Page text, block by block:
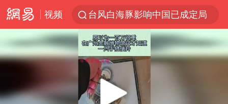
视频
台风白海豚影响中国已成定局
昆明石林火把节
胡塞武装袭扰红海航运行动升级
我国编制完成新版全月地质图